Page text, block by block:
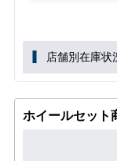
店舗別在庫状
ホイールセット